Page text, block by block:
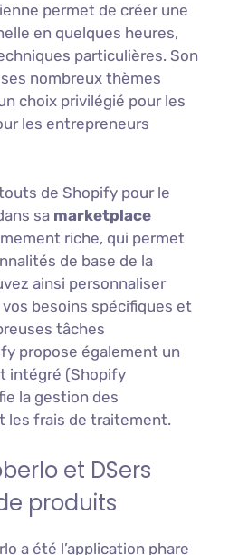
permet de créer une
en quelques heures,
particulières. Son
nombreux thèmes
choix privilégié pour les
les entrepreneurs
de Shopify pour le
sa marketplace
riche, qui permet
de base de la
ainsi personnaliser
besoins spécifiques et
tâches
propose également un
intégré (Shopify
la gestion des
les frais de traitement.
et DSers
produits
a été l’application phare